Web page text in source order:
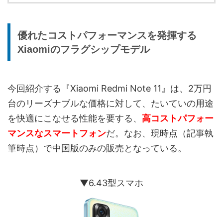
優れたコストパフォーマンスを発揮する
Xiaomiのフラグシップモデル
今回紹介する『Xiaomi Redmi Note 11』は、2万円
台のリーズナブルな価格に対して、たいていの用途
を快適にこなせる性能を要する、 高コストパフォー
マンスなスマートフォンだ。なお、現時点（記事執
筆時点）で中国版のみの販売となっている。
▼6.43型スマホ